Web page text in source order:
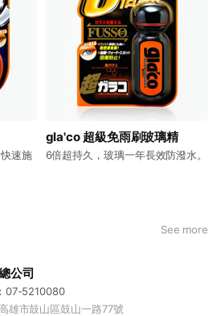
速施
gla'co 超級免雨刷玻璃精
6倍超持久，玻璃一年長效防潑水。
See more
公司
07-5210080
雄市鼓山區鼓山一路77號